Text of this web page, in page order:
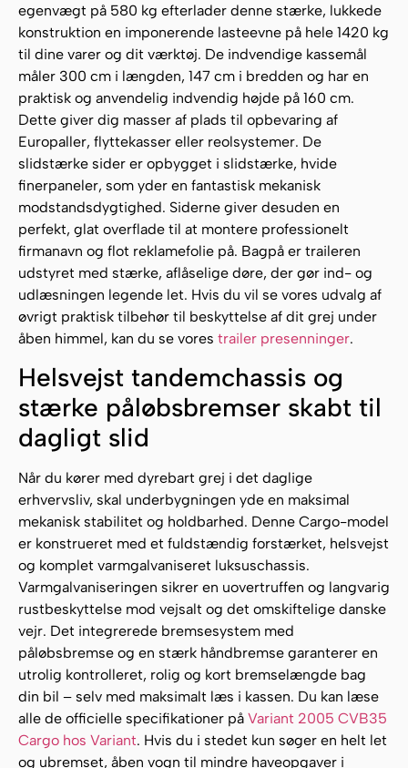
egenvægt på 580 kg efterlader denne stærke, lukkede
konstruktion en imponerende lasteevne på hele 1420 kg
til dine varer og dit værktøj. De indvendige kassemål
måler 300 cm i længden, 147 cm i bredden og har en
praktisk og anvendelig indvendig højde på 160 cm.
Dette giver dig masser af plads til opbevaring af
Europaller, flyttekasser eller reolsystemer. De
slidstærke sider er opbygget i slidstærke, hvide
finerpaneler, som yder en fantastisk mekanisk
modstandsdygtighed. Siderne giver desuden en
perfekt, glat overflade til at montere professionelt
firmanavn og flot reklamefolie på. Bagpå er traileren
udstyret med stærke, aflåselige døre, der gør ind- og
udlæsningen legende let. Hvis du vil se vores udvalg af
øvrigt praktisk tilbehør til beskyttelse af dit grej under
åben himmel, kan du se vores trailer presenninger.
Helsvejst tandemchassis og
stærke påløbsbremser skabt til
dagligt slid
Når du kører med dyrebart grej i det daglige
erhvervsliv, skal underbygningen yde en maksimal
mekanisk stabilitet og holdbarhed. Denne Cargo-model
er konstrueret med et fuldstændig forstærket, helsvejst
og komplet varmgalvaniseret luksuschassis.
Varmgalvaniseringen sikrer en uovertruffen og langvarig
rustbeskyttelse mod vejsalt og det omskiftelige danske
vejr. Det integrerede bremsesystem med
påløbsbremse og en stærk håndbremse garanterer en
utrolig kontrolleret, rolig og kort bremselængde bag
din bil – selv med maksimalt læs i kassen. Du kan læse
alle de officielle specifikationer på Variant 2005 CVB35
Cargo hos Variant. Hvis du i stedet kun søger en helt let
og ubremset, åben vogn til mindre haveopgaver i